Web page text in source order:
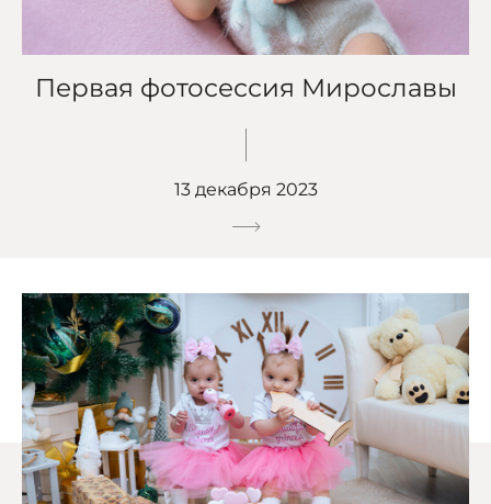
Первая фотосессия Мирославы
13 декабря 2023